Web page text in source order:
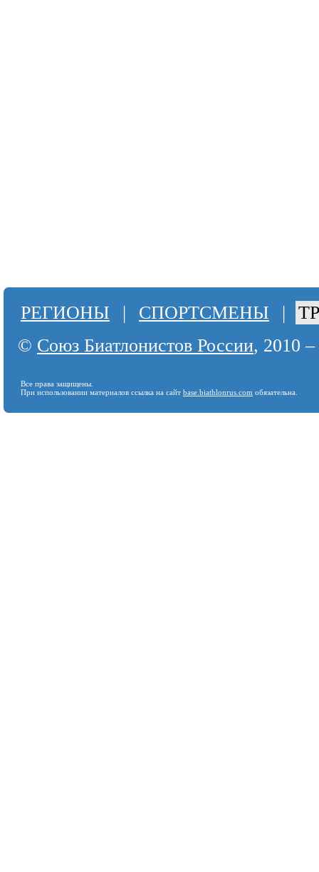
РЕГИОНЫ | СПОРТСМЕНЫ |
© Союз Биатлонистов России, 2010
Все права защищены.
При использовании материалов ссылка на сайт base.biathlonrus.com обязательна.